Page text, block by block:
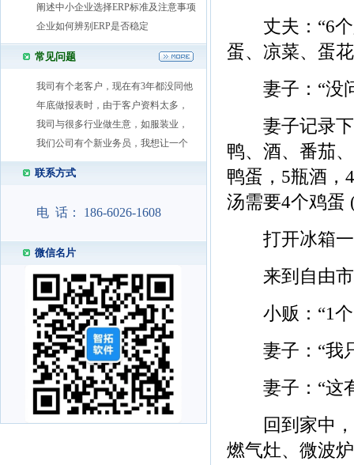
丈夫：“6个
蛋、凉菜、蛋
妻子：“没问
妻子记录下
鸭、酒、番茄
鸭蛋，5瓶酒
汤需要4个鸡蛋
打开冰箱一
来到自由市
小贩：“1个1
妻子：“我只
妻子：“这有
回到家中，
燃气灶、微波
阐述中小企业选择ERP标准及注意事项
企业如何辨别ERP是否稳定
常见问题
我司有个老客户，现在有3年都没同他
年底做报表时，由于客户资料太多，
我司与很多行业做生意，如服装业，
我们公司有个新业务员，我想让一个
联系方式
电 话： 186-6026-1608
微信名片